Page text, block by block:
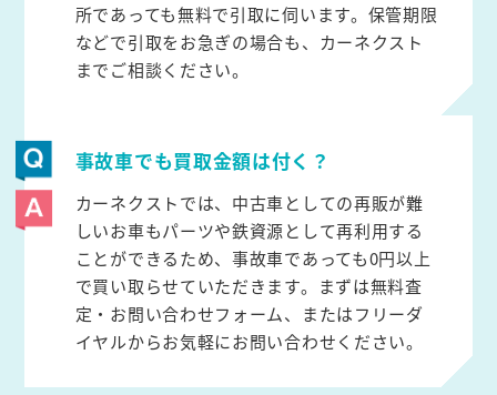
所であっても無料で引取に伺います。保管期限
などで引取をお急ぎの場合も、カーネクスト
までご相談ください。
事故車でも買取金額は付く？
カーネクストでは、中古車としての再販が難
しいお車もパーツや鉄資源として再利用する
ことができるため、事故車であっても0円以上
で買い取らせていただきます。まずは無料査
定・お問い合わせフォーム、またはフリーダ
イヤルからお気軽にお問い合わせください。